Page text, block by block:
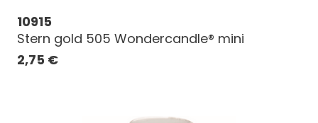
10915
Stern gold 505 Wondercandle® mini
2,75 €